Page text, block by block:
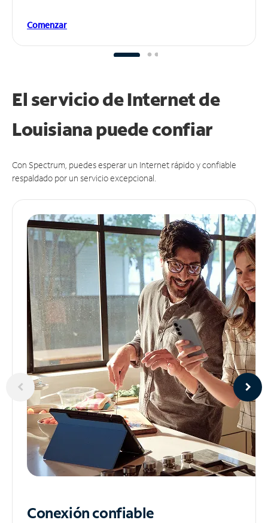
Comenzar
El servicio de Internet de
Louisiana puedeconfiar
Con Spectrum, puedes esperar un Internet rápido y confiable
respaldado por un servicio excepcional.
Conexión confiable